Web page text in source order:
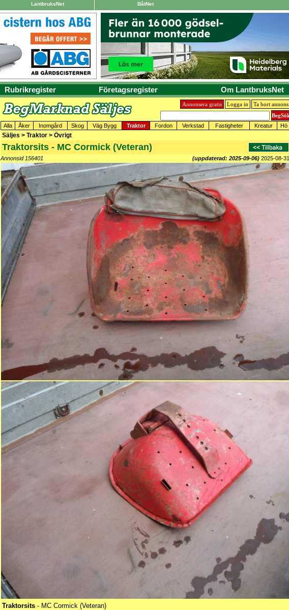
LantbruksNet BåtNet
Rubrikregister Företagsregister Om LantbruksNet
Annonsera gratis Logga in Ta bort annons
Alla Åker Inomgård Skog Väg Bygg Traktor Fordon Verkstad Fastigheter Kreatur Hö
Säljes > Traktor > Övrigt
Traktorsits - MC Cormick (Veteran)
Annonsid 156401 (uppdaterad: 2025-09-06) 2025-08-31
Traktorsits - MC Cormick (Veteran)